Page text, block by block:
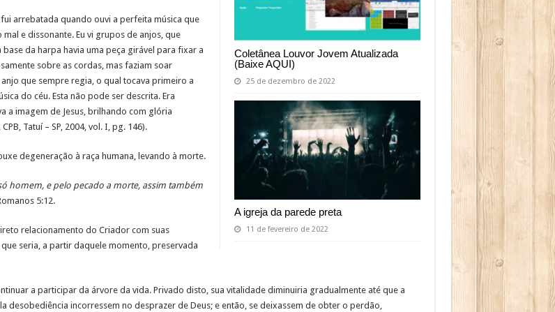
Coletânea Louvor Jovem Atualizada
(Baixe AQUI)
25 de dezembro de 2022
A igreja da parede preta
11 de fevereiro de 2022
arrebatada quando ouvi a perfeita música que
e dissonante. Eu vi grupos de anjos, que
da harpa havia uma peça girável para fixar a
sobre as cordas, mas faziam soar
que sempre regia, o qual tocava primeiro a
do céu. Esta não pode ser descrita. Era
a imagem de Jesus, brilhando com glória
CPB, Tatuí – SP, 2004, vol. I, pg. 146).
degeneração à raça humana, levando à morte.
homem, e pelo pecado a morte, assim também
5:12.
relacionamento do Criador com suas
seria, a partir daquele momento, preservada
a participar da árvore da vida. Privado disto, sua vitalidade diminuiria gradualmente até que a
desobediência incorressem no desprazer de Deus; e então, se deixassem de obter o perdão,